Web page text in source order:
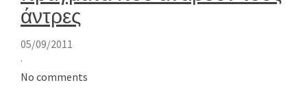
άντρες
05/09/2011
·
No comments